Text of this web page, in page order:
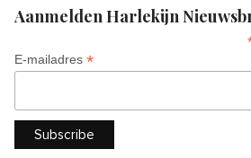
Aanmelden Harlekijn
E-mailadres *